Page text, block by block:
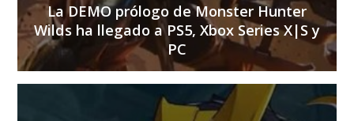
La DEMO prólogo de Monster Hunter
Wilds ha llegado a PS5, Xbox Series X|S y
PC